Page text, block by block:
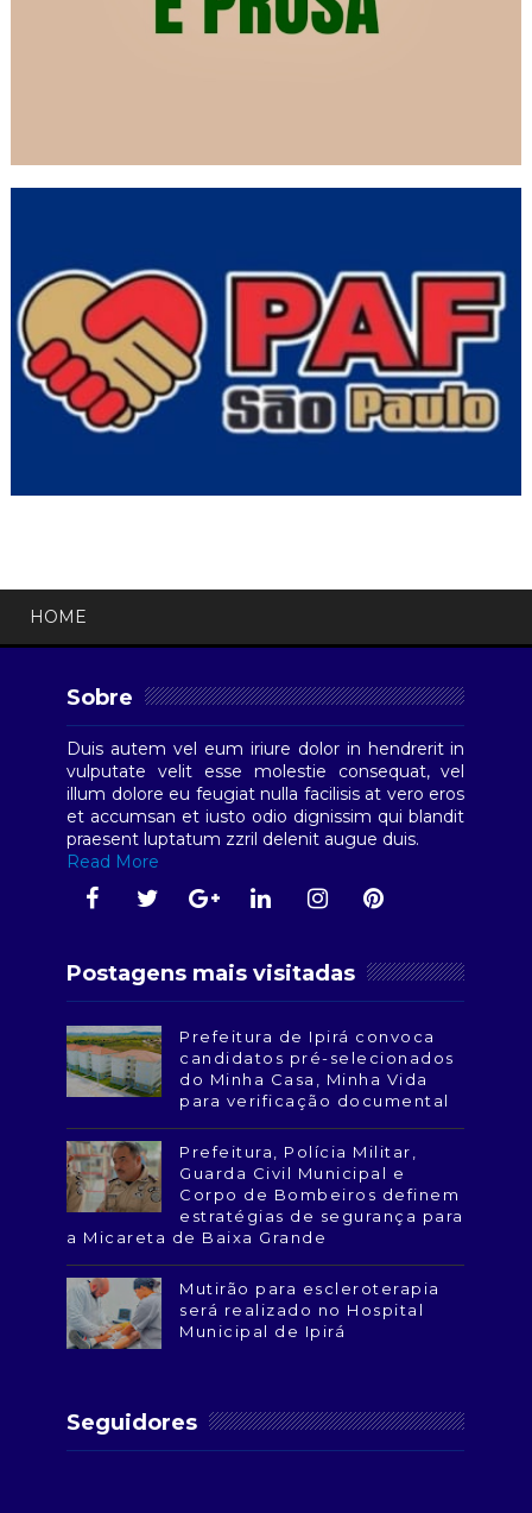
HOME
Sobre
Duis autem vel eum iriure dolor in hendrerit in
vulputate velit esse molestie consequat, vel
illum dolore eu feugiat nulla facilisis at vero eros
et accumsan et iusto odio dignissim qui blandit
praesent luptatum zzril delenit augue duis.
Read More
Postagens mais visitadas
Prefeitura de Ipirá convoca
candidatos pré-selecionados
do Minha Casa, Minha Vida
para verificação documental
Prefeitura, Polícia Militar,
Guarda Civil Municipal e
Corpo de Bombeiros definem
estratégias de segurança para
a Micareta de Baixa Grande
Mutirão para escleroterapia
será realizado no Hospital
Municipal de Ipirá
Seguidores